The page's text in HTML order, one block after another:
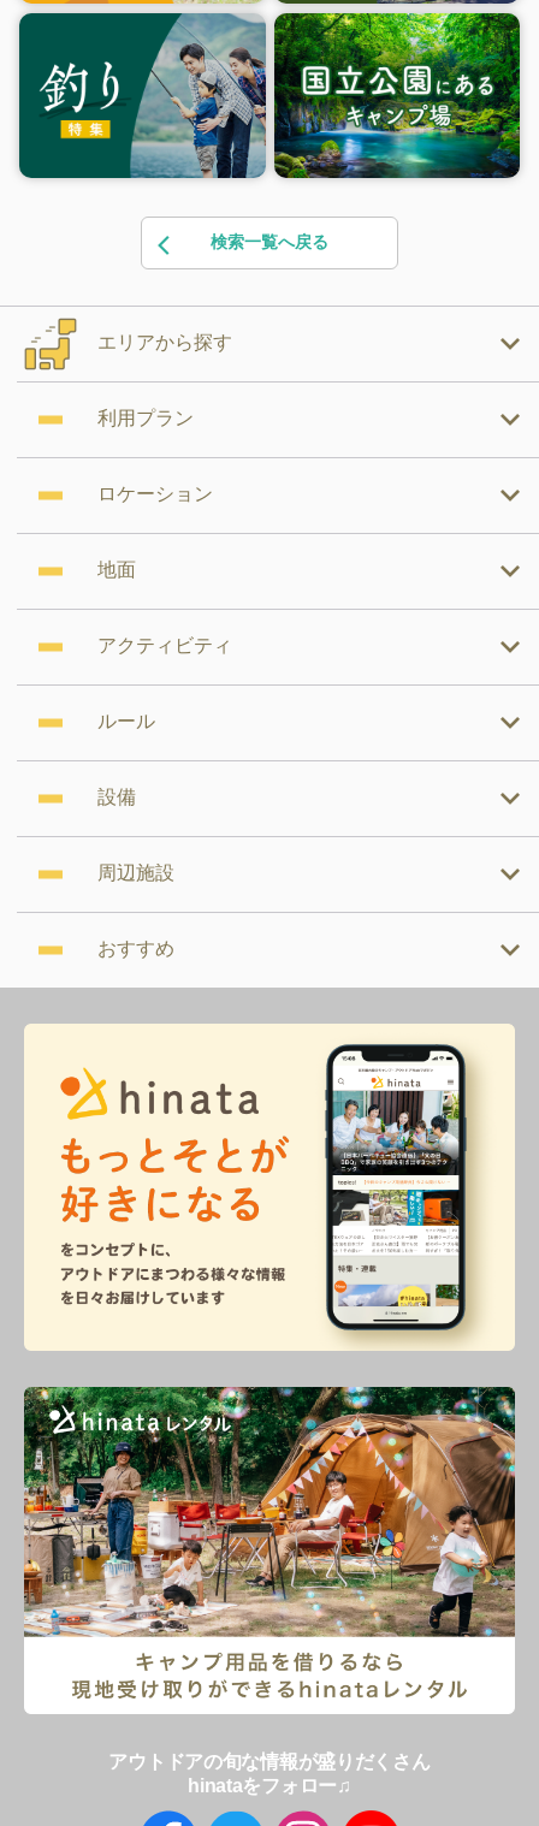
検索一覧へ戻る
エリアから探す
利用プラン
ロケーション
地面
アクティビティ
ルール
設備
周辺施設
おすすめ
アウトドアの旬な情報が盛りだくさん
hinataをフォロー♫